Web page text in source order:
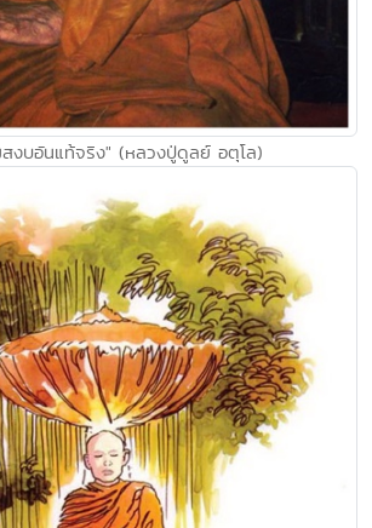
สงบอันแท้จริง" (หลวงปู่ดูลย์ อตุโล)